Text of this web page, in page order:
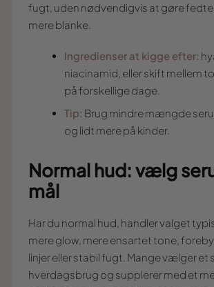
fugt, uden nødvendigvis at gøre
mere blanke.
Ingredienser at kigge efter:
niacinamid, eller skift mellem
på forskellige dage.
Tip: Brug mindre mængde
og lidt mere på kinder.
Normal hud: vælg
mål
Har du normal hud, handler valget
mere glow, mere ensartet tone,
linjer eller stabil fugt. Mange vælger et
hverdagsbrug og supplerer med et